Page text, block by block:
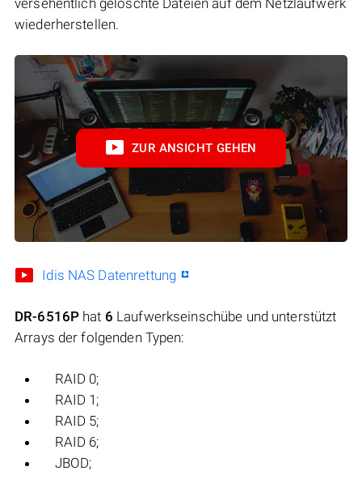
wiederherstellen.
ZUR ANSICHT GEHEN
Idis NAS Datenrettung
DR-6516P hat 6 Laufwerkseinschübe und unterstützt
Arrays der folgenden Typen:
RAID 0;
RAID 1;
RAID 5;
RAID 6;
JBOD;